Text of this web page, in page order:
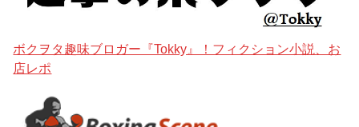
ボクヲタ趣味ブロガー『Tokky』！フィクション小説、お
店レポ